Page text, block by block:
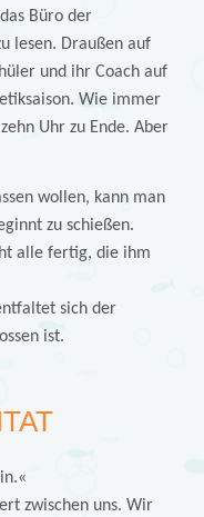
Büro der
lesen. Draußen auf
und ihr Coach auf
Wie immer
Uhr zu Ende. Aber
wollen, kann man
zu schießen.
alle fertig, die ihm
sich der
ist.
zwischen uns. Wir